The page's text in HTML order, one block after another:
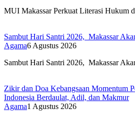
MUI Makassar Perkuat Literasi Hukum
Sambut Hari Santri 2026, Makassar
Agama6 Agustus 2026
Sambut Hari Santri 2026, Makassar
Zikir dan Doa Kebangsaan Momentum
Indonesia Berdaulat, Adil, dan Makmur
Agama1 Agustus 2026